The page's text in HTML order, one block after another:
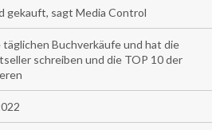
gekauft, sagt Media Control
Buchverkäufe und hat die
schreiben und die TOP 10 der